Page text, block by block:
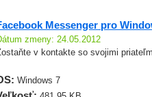
Messenger pro
zmeny: 24.05.2012
v kontakte so svojimi
Windows 7